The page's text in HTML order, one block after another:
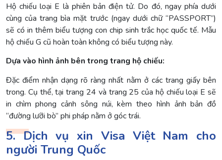
Hộ chiếu loại E là phiên bản điện tử. Do đó, ngay phía dưới
cùng của trang bìa mặt trước (ngay dưới chữ “PASSPORT”)
sẽ có in thêm biểu tượng con chip sinh trắc học quốc tế. Mẫu
hộ chiếu G cũ hoàn toàn không có biểu tượng này.
Dựa vào hình ảnh bên trong trang hộ chiếu:
Đặc điểm nhận dạng rõ ràng nhất nằm ở các trang giấy bên
trong. Cụ thể, tại trang 24 và trang 25 của hộ chiếu loại E sẽ
in chìm phong cảnh sông núi, kèm theo hình ảnh bản đồ
“đường lưỡi bò” phi pháp nằm ở góc trái.
5. Dịch vụ xin Visa Việt Nam cho
người Trung Quốc